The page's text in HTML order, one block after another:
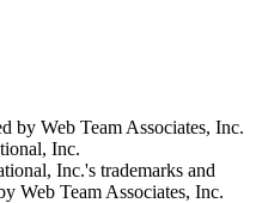
by Web Team Associates, Inc.
Inc.
Inc.'s trademarks and
Web Team Associates, Inc.